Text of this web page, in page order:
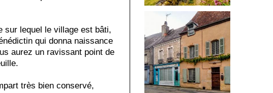
sur lequel le village est bâti,
qui donna naissance
aurez un ravissant point de
très bien conservé,